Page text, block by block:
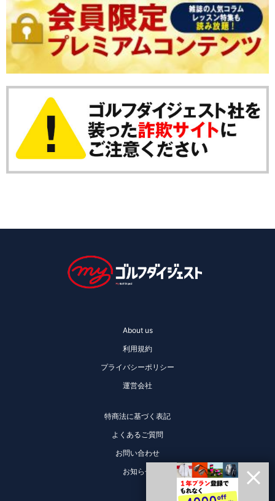
About us
利用規約
プライバシーポリシー
運営会社
特商法に基づく表記
よくあるご質問
お問い合わせ
お知らせ